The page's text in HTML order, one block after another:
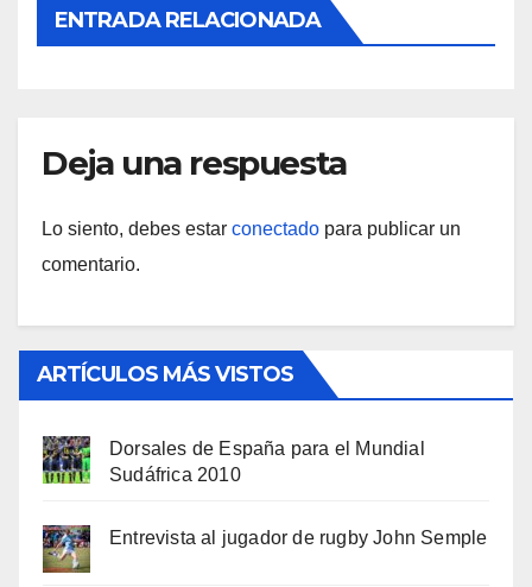
ENTRADA RELACIONADA
Deja una respuesta
Lo siento, debes estar conectado para publicar un
comentario.
ARTÍCULOS MÁS VISTOS
Dorsales de España para el Mundial
Sudáfrica 2010
Entrevista al jugador de rugby John Semple